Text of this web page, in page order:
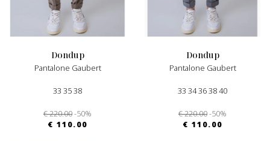
dondup
Pantalone Gaubert
33 35 38
€ 220.00-50%
€ 110.00
dondup
Pantalone Gaubert
33 34 36 38 40
€ 220.00-50%
€ 110.00